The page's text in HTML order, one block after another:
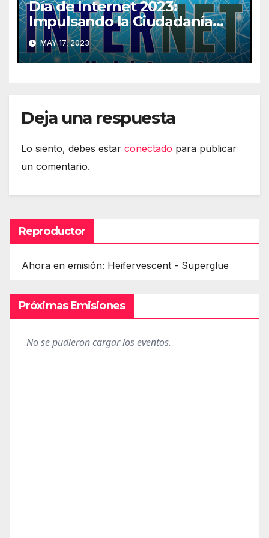
Día de Internet 2023:
Impulsando la Ciudadanía
Digital
MAY 17, 2023
Deja una respuesta
Lo siento, debes estar conectado para publicar
un comentario.
Reproductor
Ahora en emisión: Heifervescent - Superglue
Próximas Emisiones